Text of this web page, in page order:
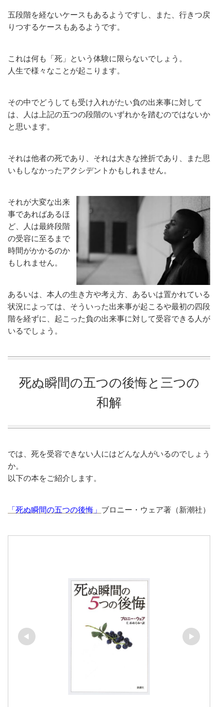
五段階を経ないケースもあるようですし、また、行きつ戻
りつするケースもあるようです。
これは何も「死」という体験に限らないでしょう。
人生で様々なことが起こります。
その中でどうしても受け入れがたい負の出来事に対して
は、人は上記の五つの段階のいずれかを踏むのではないか
と思います。
それは他者の死であり、それは大きな挫折であり、また思
いもしなかったアクシデントかもしれません。
それが大変な出来
事であればあるほ
ど、人は最終段階
の受容に至るまで
時間がかかるのか
もしれません。
あるいは、本人の生き方や考え方、あるいは置かれている
状況によっては、そういった出来事が起こるや最初の四段
階を経ずに、起こった負の出来事に対して受容できる人が
いるでしょう。
死ぬ瞬間の五つの後悔と三つの
和解
では、死を受容できない人にはどんな人がいるのでしょう
か。
以下の本をご紹介します。
「死ぬ瞬間の五つの後悔」 ブロニー・ウェア著（新潮社）